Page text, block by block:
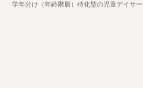
学年分け（年齢階層）特化型の児童デイサ